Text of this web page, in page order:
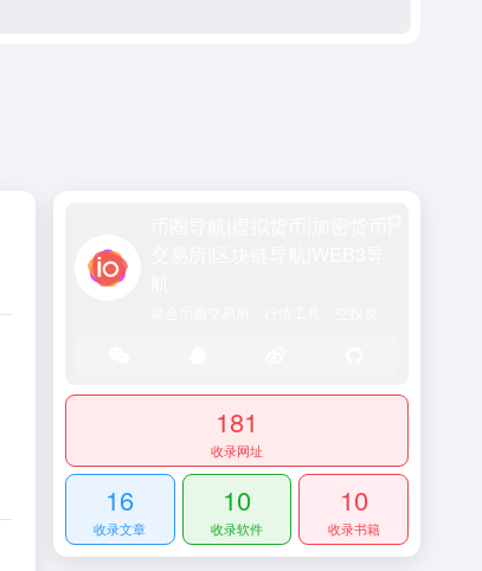
181
收录网址
16
收录文章
10
收录软件
10
收录书籍